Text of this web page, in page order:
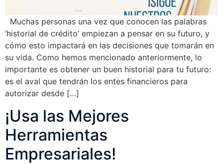
Muchas personas una vez que conocen las palabras
‘historial de crédito’ empiezan a pensar en su futuro, y
cómo esto impactará en las decisiones que tomarán en
su vida. Como hemos mencionado anteriormente, lo
importante es obtener un buen historial para tu futuro:
es el aval que tendrán los entes financieros para
autorizar desde […]
¡Usa las Mejores
Herramientas
Empresariales!